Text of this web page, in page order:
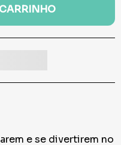
e se divertirem no